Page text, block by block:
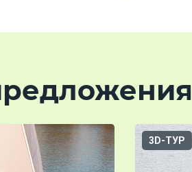
3D-ТУР